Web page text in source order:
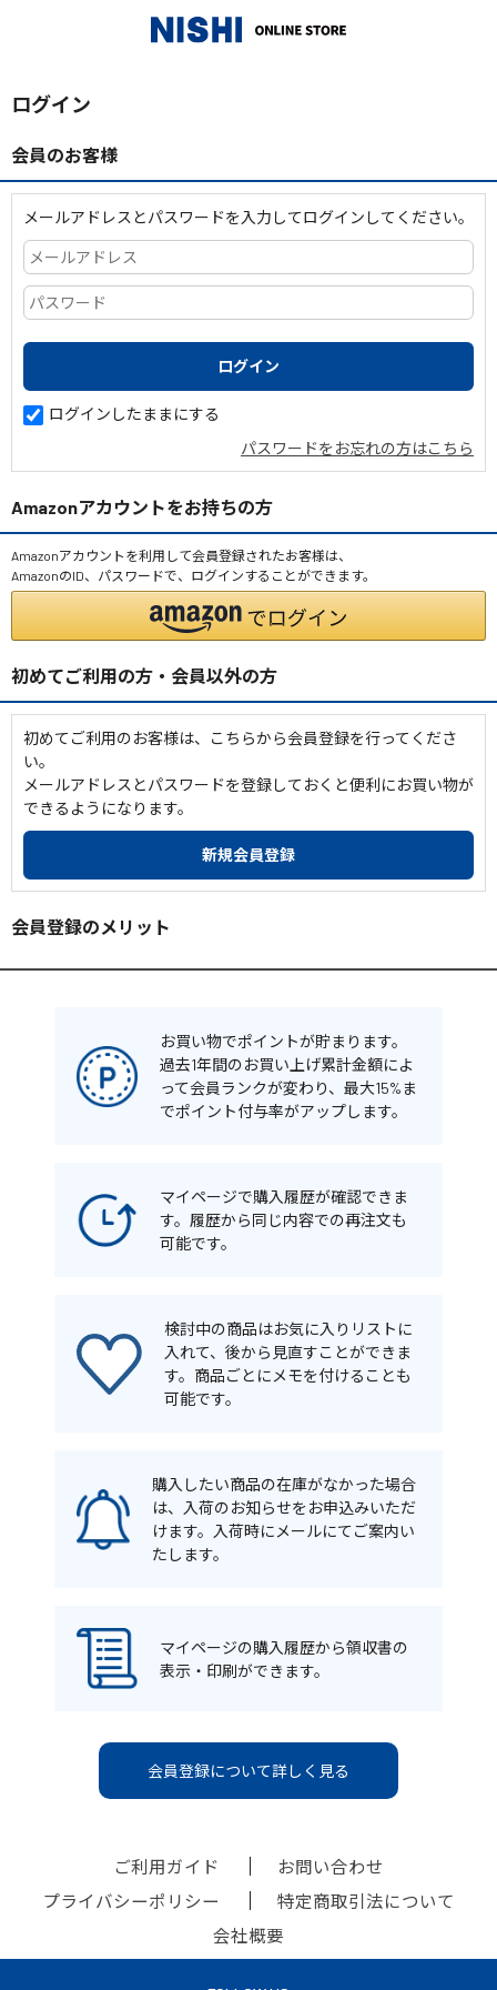
ログイン
会員のお客様
メールアドレスとパスワードを入力してログインしてください。
ログインしたままにする
パスワードをお忘れの方はこちら
Amazonアカウントをお持ちの方
Amazonアカウントを利用して会員登録されたお客様は、
AmazonのID、パスワードで、ログインすることができます。
初めてご利用の方・会員以外の方
初めてご利用のお客様は、こちらから会員登録を行ってくださ
い。
メールアドレスとパスワードを登録しておくと便利にお買い物が
できるようになります。
会員登録のメリット
お買い物でポイントが貯まります。
過去1年間のお買い上げ累計金額によ
って会員ランクが変わり、最大15%ま
でポイント付与率がアップします。
マイページで購入履歴が確認できま
す。履歴から同じ内容での再注文も
可能です。
検討中の商品はお気に入りリストに
入れて、後から見直すことができま
す。商品ごとにメモを付けることも
可能です。
購入したい商品の在庫がなかった場合
は、入荷のお知らせをお申込みいただ
けます。入荷時にメールにてご案内い
たします。
マイページの購入履歴から領収書の
表示・印刷ができます。
会員登録について詳しく見る
ご利用ガイド
お問い合わせ
プライバシーポリシー
特定商取引法について
会社概要